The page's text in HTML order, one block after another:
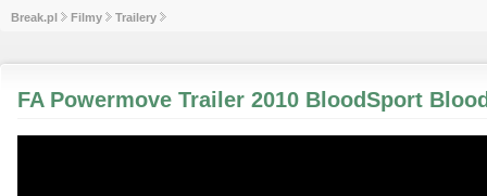
Break.pl Filmy Trailery
FA Powermove Trailer 2010 BloodSport